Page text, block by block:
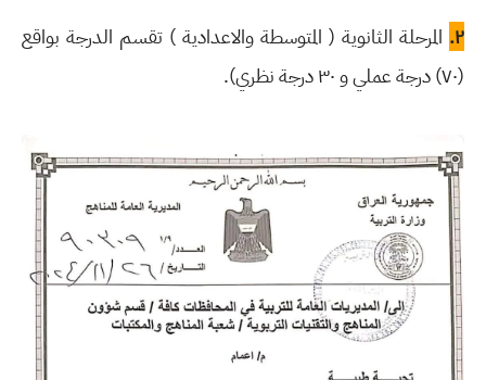
٢. المرحلة الثانوية ( المتوسطة والاعدادية ) تقسم الدرجة بواقع
(۷۰) درجة عملي و ۳۰ درجة نظري).